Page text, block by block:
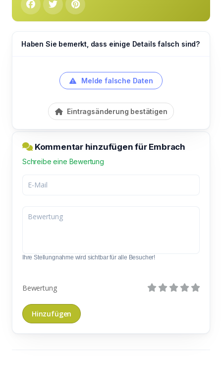
Haben Sie bemerkt, dass einige Details falsch sind?
Melde falsche Daten
Eintragsänderung bestätigen
Kommentar hinzufügen für Embrach
Schreibe eine Bewertung
Ihre Stellungnahme wird sichtbar für alle Besucher!
Bewertung